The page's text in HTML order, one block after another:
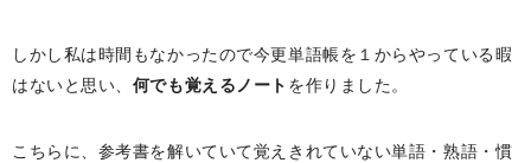
しかし私は時間もなかったので今更単語帳を１からやっている暇
はないと思い、 何でも覚えるノート を作りました。
こちらに、参考書を解いていて覚えきれていない単語・熟語・慣